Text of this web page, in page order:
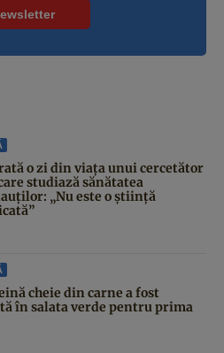
o zi din viața unui cercetător
studiază sănătatea
„Nu este o știință
cheie din carne a fost
în salata verde pentru prima